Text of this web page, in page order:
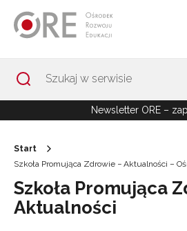
Newsletter ORE –
Start
Szkoła Promująca Zdrowie − Aktualności –
Szkoła Promująca
Aktualności